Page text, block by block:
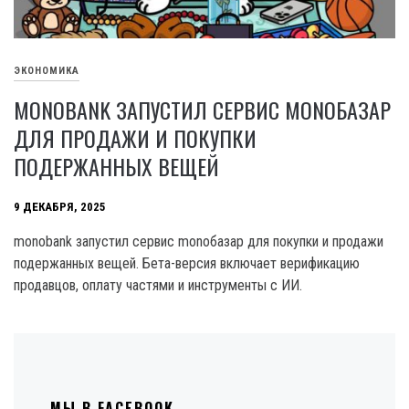
ЭКОНОМИКА
MONOBANK ЗАПУСТИЛ СЕРВИС MONOБАЗАР
ДЛЯ ПРОДАЖИ И ПОКУПКИ
ПОДЕРЖАННЫХ ВЕЩЕЙ
9 ДЕКАБРЯ, 2025
monobank запустил сервис monoбазар для покупки и продажи
подержанных вещей. Бета-версия включает верификацию
продавцов, оплату частями и инструменты с ИИ.